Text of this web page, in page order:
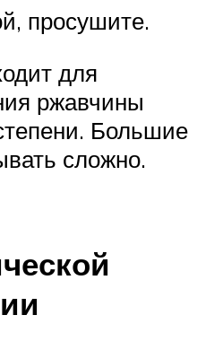
просушите.
для
ржавчины
Большие
сложно.